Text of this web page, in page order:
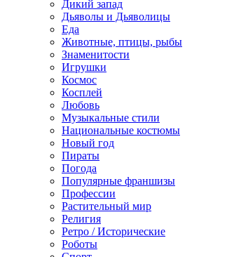
Дикий запад
Дьяволы и Дьяволицы
Еда
Животные, птицы, рыбы
Знаменитости
Игрушки
Космос
Косплей
Любовь
Музыкальные стили
Национальные костюмы
Новый год
Пираты
Погода
Популярные франшизы
Профессии
Растительный мир
Религия
Ретро / Исторические
Роботы